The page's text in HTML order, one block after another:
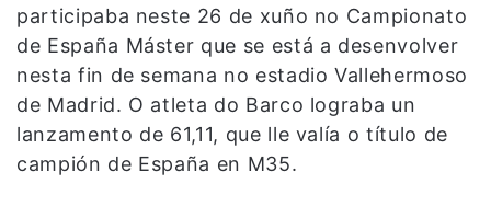
participaba neste 26 de xuño no Campionato
de España Máster que se está a desenvolver
nesta fin de semana no estadio Vallehermoso
de Madrid. O atleta do Barco lograba un
lanzamento de 61,11, que lle valía o título de
campión de España en M35.